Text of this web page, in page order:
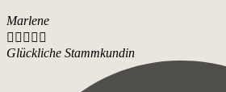
Marlene
    
Glückliche Stammkundin